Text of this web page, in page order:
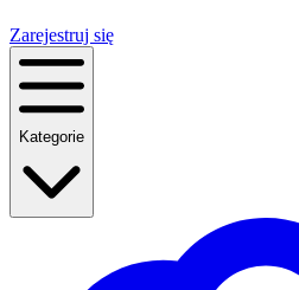
Zarejestruj się
Kategorie